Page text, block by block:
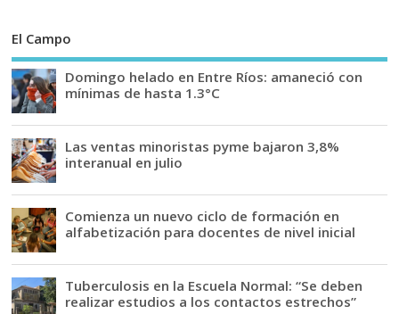
El Campo
Domingo helado en Entre Ríos: amaneció con
mínimas de hasta 1.3°C
Las ventas minoristas pyme bajaron 3,8%
interanual en julio
Comienza un nuevo ciclo de formación en
alfabetización para docentes de nivel inicial
Tuberculosis en la Escuela Normal: “Se deben
realizar estudios a los contactos estrechos”